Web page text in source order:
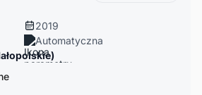
2019
Automatyczna